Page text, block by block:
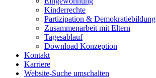
Kinderrechte
Partizipation & Demokratiebildung
Zusammenarbeit mit Eltern
Tagesablauf
Download Konzeption
Kontakt
Karriere
Website-Suche umschalten